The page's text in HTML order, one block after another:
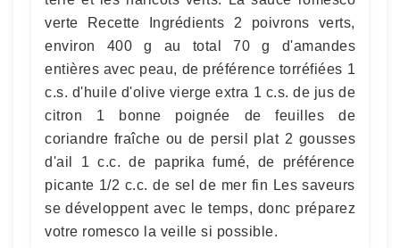
verte Recette Ingrédients 2 poivrons verts,
environ 400 g au total 70 g d'amandes
entières avec peau, de préférence torréfiées 1
c.s. d'huile d'olive vierge extra 1 c.s. de jus de
citron 1 bonne poignée de feuilles de
coriandre fraîche ou de persil plat 2 gousses
d'ail 1 c.c. de paprika fumé, de préférence
picante 1/2 c.c. de sel de mer fin Les saveurs
se développent avec le temps, donc préparez
votre romesco la veille si possible.